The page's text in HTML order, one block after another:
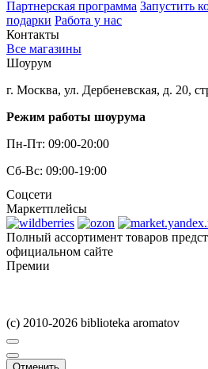
Партнерская программа Запустить
подарки Работа у нас
Контакты
Все магазины
Шоурум
г. Москва, ул. Дербеневская, д. 20,
Режим работы шоурума
Пн-Пт: 09:00-20:00
Сб-Вс: 09:00-19:00
Соцсети
Маркетплейсы
Полный ассортимент товаров
официальном сайте
Премии
(c) 2010-2026 biblioteka aromatov